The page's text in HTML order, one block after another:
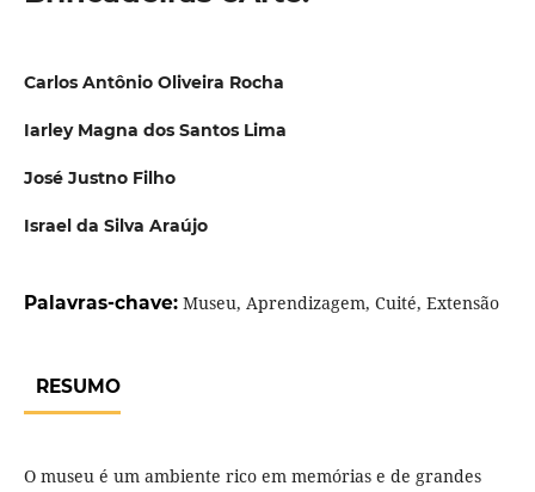
Carlos Antônio Oliveira Rocha
Iarley Magna dos Santos Lima
José Justno Filho
Israel da Silva Araújo
Palavras-chave: Museu, Aprendizagem, Cuité, Extensão
RESUMO
O museu é um ambiente rico em memórias e de grandes